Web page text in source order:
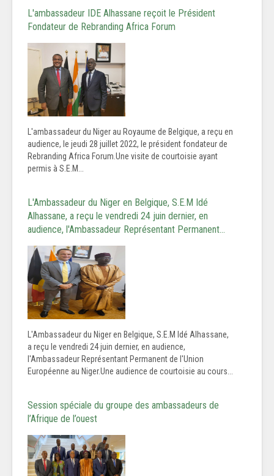
L'ambassadeur IDE Alhassane reçoit le Président
Fondateur de Rebranding Africa Forum
L'ambassadeur du Niger au Royaume de Belgique, a reçu en
audience, le jeudi 28 juillet 2022, le président fondateur de
Rebranding Africa Forum.Une visite de courtoisie ayant
permis à S.E.M...
L'Ambassadeur du Niger en Belgique, S.E.M Idé
Alhassane, a reçu le vendredi 24 juin dernier, en
audience, l'Ambassadeur Représentant Permanent…
L'Ambassadeur du Niger en Belgique, S.E.M Idé Alhassane,
a reçu le vendredi 24 juin dernier, en audience,
l'Ambassadeur Représentant Permanent de l'Union
Européenne au Niger.Une audience de courtoisie au cours...
Session spéciale du groupe des ambassadeurs de
l’Afrique de l’ouest